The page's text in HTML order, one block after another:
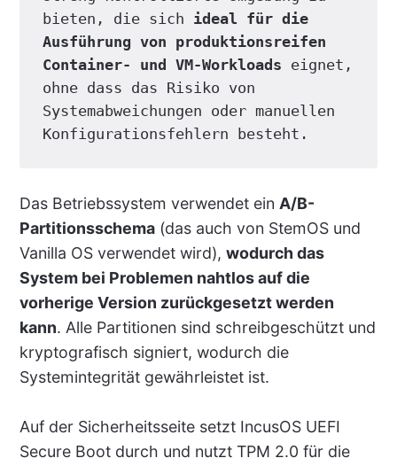
bieten, die sich ideal für die
Ausführung von produktionsreifen
Container- und VM-Workloads eignet,
ohne dass das Risiko von
Systemabweichungen oder manuellen
Konfigurationsfehlern besteht.
Das Betriebssystem verwendet ein A/B-
Partitionsschema(das auch von StemOS und
Vanilla OS verwendet wird), wodurch das
System bei Problemen nahtlos auf die
vorherige Version zurückgesetzt werden
kann. Alle Partitionen sind schreibgeschützt und
kryptografisch signiert, wodurch die
Systemintegrität gewährleistet ist.
Auf der Sicherheitsseite setzt IncusOS UEFI
Secure Boot durch und nutzt TPM 2.0 für die